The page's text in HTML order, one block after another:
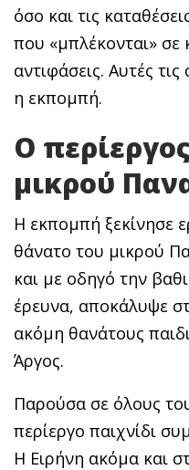
όσο και τις
που «μπλέκονται» σε
αντιφάσεις. Αυτές
η εκπομπή.
Ο
μικρού
Η εκπομπή ξεκίνησε
θάνατο του μικρού
και με οδηγό την
έρευνα, αποκάλυψε
ακόμη θανάτους
Άργος.
Παρούσα σε όλους
περίεργο παιχνίδι
Η Ειρήνη ακόμα και